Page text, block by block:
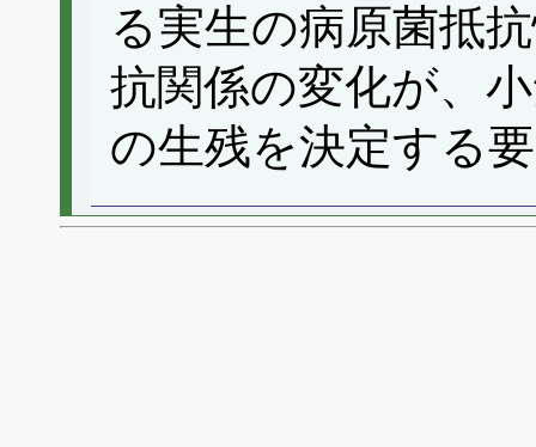
る実生の病原菌抵
抗関係の変化が、
の生残を決定する